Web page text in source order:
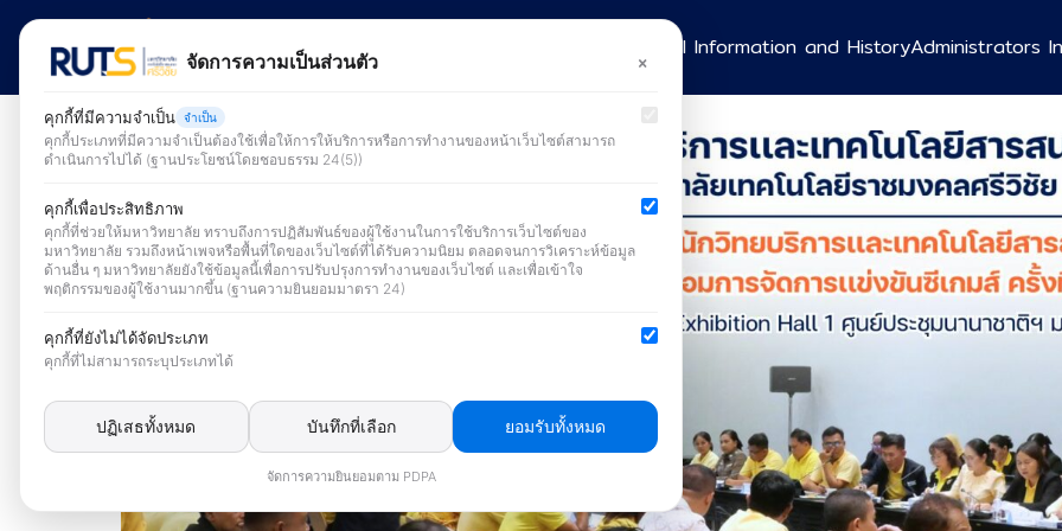
Skip
content
General Information and HistoryAdministrators
for:
จัดการความเป็นส่วนตัว ×
คุกกี้ที่มีความจำเป็น จำเป็น
คุกกี้ประเภทที่มีความจำเป็นต้องใช้เพื่อให้การให้บริการหรือการทำงานของหน้าเว็บไซต์สามารถ
ดำเนินการไปได้ (ฐานประโยชน์โดยชอบธรรม 24(5))
คุกกี้เพื่อประสิทธิภาพ
คุกกี้ที่ช่วยให้มหาวิทยาลัย ทราบถึงการปฏิสัมพันธ์ของผู้ใช้งานในการใช้บริการเว็บไซต์ของ
มหาวิทยาลัย รวมถึงหน้าเพจหรือพื้นที่ใดของเว็บไซต์ที่ได้รับความนิยม ตลอดจนการวิเคราะห์ข้อมูล
ด้านอื่น ๆ มหาวิทยาลัยยังใช้ข้อมูลนี้เพื่อการปรับปรุงการทำงานของเว็บไซต์ และเพื่อเข้าใจ
พฤติกรรมของผู้ใช้งานมากขึ้น (ฐานความยินยอมมาตรา 24)
คุกกี้ที่ยังไม่ได้จัดประเภท
คุกกี้ที่ไม่สามารถระบุประเภทได้
ปฏิเสธทั้งหมด บันทึกที่เลือก ยอมรับทั้งหมด
จัดการความยินยอมตาม PDPA